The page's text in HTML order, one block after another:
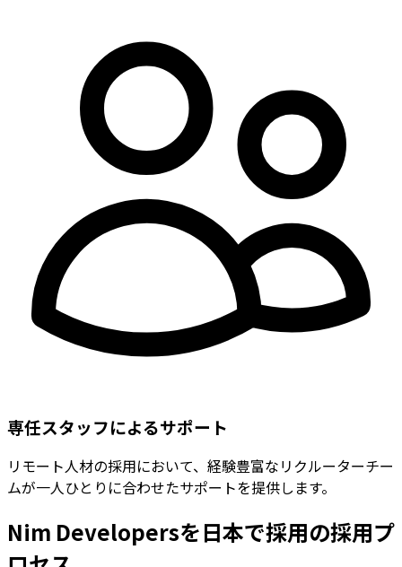
専任スタッフによるサポート
リモート人材の採用において、経験豊富なリクルーターチー
ムが一人ひとりに合わせたサポートを提供します。
Nim Developersを日本で採用の採用プ